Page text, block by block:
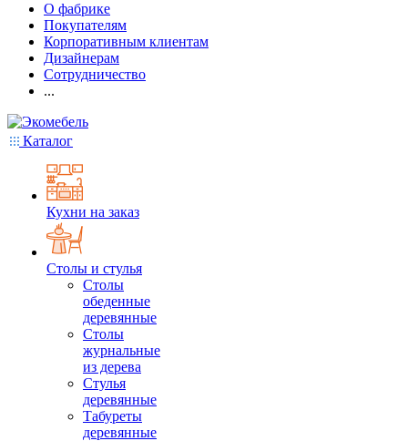
О фабрике
Покупателям
Корпоративным клиентам
Дизайнерам
Сотрудничество
...
Каталог
Кухни на заказ
Столы и стулья
Столы
обеденные
деревянные
Столы
журнальные
из дерева
Стулья
деревянные
Табуреты
деревянные